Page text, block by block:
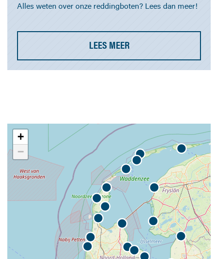
Alles weten over onze reddingboten? Lees dan meer!
LEES MEER
+
−